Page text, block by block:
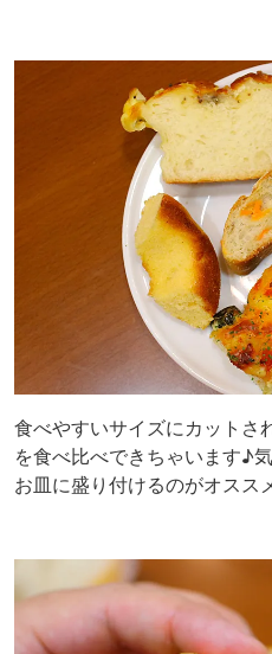
食べやすいサイズにカットさ
を食べ比べできちゃいます♪
お皿に盛り付けるのがオスス